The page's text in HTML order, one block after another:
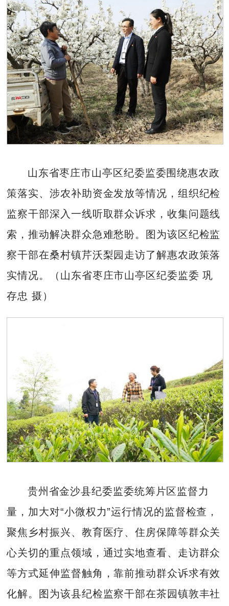
山东省枣庄市山亭区纪委监委围绕惠农政
策落实、涉农补助资金发放等情况，组织纪检
监察干部深入一线听取群众诉求，收集问题线
索，推动解决群众急难愁盼。图为该区纪检监
察干部在桑村镇芹沃梨园走访了解惠农政策落
实情况。（山东省枣庄市山亭区纪委监委 巩
存忠 摄）
贵州省金沙县纪委监委统筹片区监督力
量，加大对“小微权力”运行情况的监督检查，
聚焦乡村振兴、教育医疗、住房保障等群众关
心关切的重点领域，通过实地查看、走访群众
等方式延伸监督触角，靠前推动群众诉求有效
化解。图为该县纪检监察干部在茶园镇敦丰社